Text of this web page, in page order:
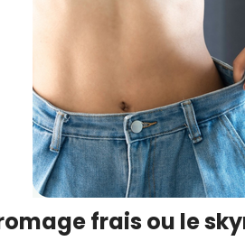
frais ou le